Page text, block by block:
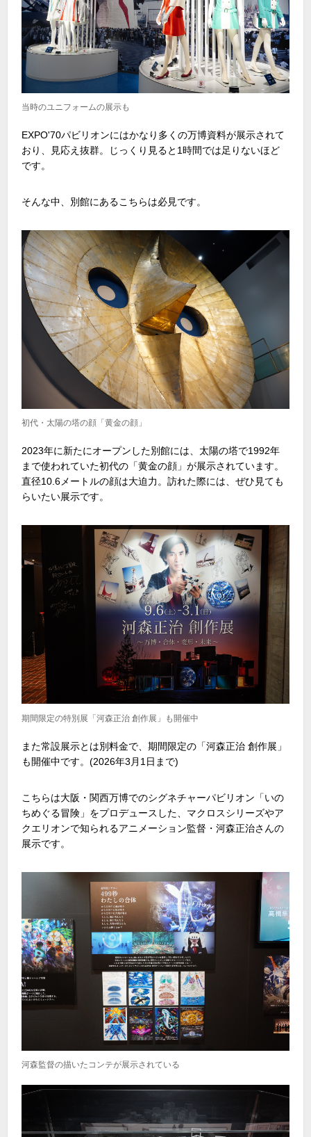
当時のユニフォームの展示も
EXPO'70パビリオンにはかなり多くの万博資料が展示されて
おり、見応え抜群。じっくり見ると 1時間では足りないほど
です。
そんな中、別館にあるこちらは必見です。
初代・太陽の塔の顔「黄金の顔」
2023年に新たにオープンした別館には、太陽の塔で1992年
まで使われていた初代の「黄金の顔」が展示されています。
直径10.6メートルの顔は大迫力。訪れた際には、ぜひ見ても
らいたい展示です。
期間限定の特別展「河森正治 創作展」も開催中
また常設展示とは別料金で、期間限定の「河森正治 創作展」
も開催中です。(2026年3 月 1 日まで)
こちらは大阪・関西万博でのシグネチャーパビリオン「いの
ちめぐる冒険」をプロデュースした、マクロスシリーズやア
クエリオンで知られるアニメーション監督・河森正治さんの
展示です。
河森監督の描いたコンテが展示されている